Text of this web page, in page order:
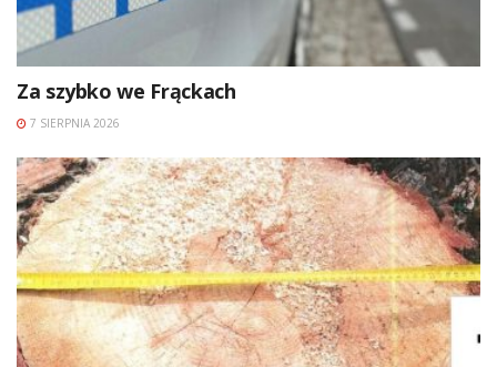
Za szybko we Frąckach
7 SIERPNIA 2026